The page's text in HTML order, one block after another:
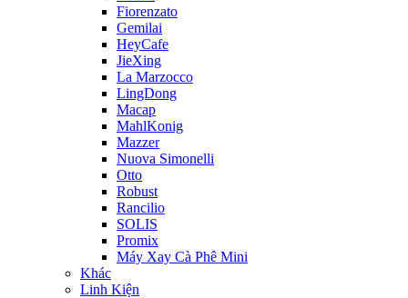
Fiorenzato
Gemilai
HeyCafe
JieXing
La Marzocco
LingDong
Macap
MahlKonig
Mazzer
Nuova Simonelli
Otto
Robust
Rancilio
SOLIS
Promix
Máy Xay Cà Phê Mini
Khác
Linh Kiện